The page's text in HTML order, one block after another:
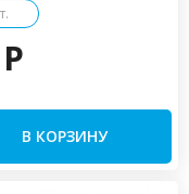
В КОРЗИНУ